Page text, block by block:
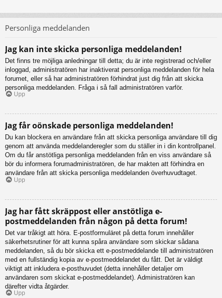
Personliga meddelanden
Jag kan inte skicka personliga meddelanden!
Det finns tre möjliga anledningar till detta; du är inte registrerad och/eller
inloggad, administratören har inaktiverat personliga meddelanden för hela
forumet, eller så har administratören förhindrat just dig från att skicka
personliga meddelanden. Fråga i så fall administratören varför.
Upp
Jag får oönskade personliga meddelanden!
Du kan blockera en användare från att skicka personliga användare till dig
genom att använda meddelanderegler som du ställer in i din kontrollpanel.
Om du får anstötliga personliga meddelanden från en viss användare så
bör du informera forumadministratören, de har makten att förhindra en
användare från att skicka personliga meddelanden överhuvudtaget.
Upp
Jag har fått skräppost eller anstötliga e-
postmeddelanden från någon på detta forum!
Det var tråkigt att höra. E-postformuläret på detta forum innehåller
säkerhetsrutiner för att kunna spåra användare som skickar sådana
meddelanden, så du bör skicka ett e-postmeddelande till administratören
med en fullständig kopia av e-postmeddelandet du fått. Det är väldigt
viktigt att inkludera e-posthuvudet (detta innehåller detaljer om
användaren som skickat e-postmeddelandet). Administratören kan
därefter vidta åtgärder.
Upp